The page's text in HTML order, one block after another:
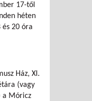
17-től
héten
és 20 óra
Ház, XI.
(vagy
a Móricz